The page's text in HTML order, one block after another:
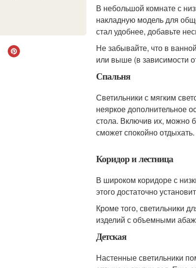
В небольшой комнате с
накладную модель для
стал удобнее, добавьте
Не забывайте, что в
или выше (в зависимости
Спальня
Светильники с мягким
неяркое дополнительное
стола. Включив их, можно
сможет спокойно отдыхать.
Коридор и лестница
В широком коридоре с
этого достаточно
Кроме того, светильники
изделий с объемными
Детская
Настенные светильники